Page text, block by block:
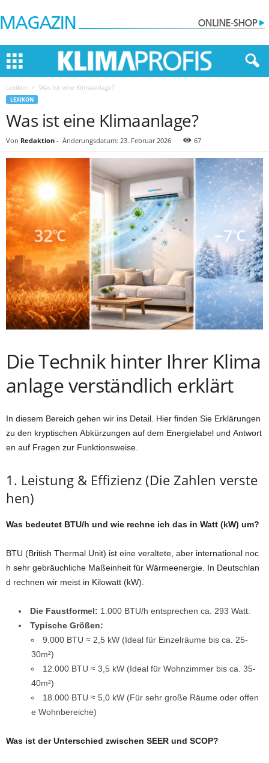
Lexikon Was ist eine Klimaanlage?
LEXIKON
Was ist eine Klimaanlage?
Von Redaktion - Änderungsdatum: 23. Februar 2026 67
Die Technik hinter Ihrer Klima
anlage verständlich erklärt
In diesem Bereich gehen wir ins Detail. Hier finden Sie Erklärungen
zu den kryptischen Abkürzungen auf dem Energielabel und Antwort
en auf Fragen zur Funktionsweise.
1. Leistung & Effizienz (Die Zahlen verste
hen)
Was bedeutet BTU/h und wie rechne ich das in Watt (kW) um?
BTU (British Thermal Unit) ist eine veraltete, aber international noc
h sehr gebräuchliche Maßeinheit für Wärmeenergie. In Deutschlan
d rechnen wir meist in Kilowatt (kW).
Die Faustformel: 1.000 BTU/h entsprechen ca. 293 Watt.
Typische Größen:
9.000 BTU ≈ 2,5 kW (Ideal für Einzelräume bis ca. 25-
30m²)
12.000 BTU ≈ 3,5 kW (Ideal für Wohnzimmer bis ca. 35-
40m²)
18.000 BTU ≈ 5,0 kW (Für sehr große Räume oder offen
e Wohnbereiche)
Was ist der Unterschied zwischen SEER und SCOP?